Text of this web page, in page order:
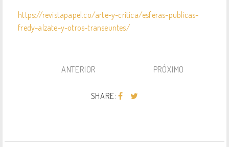
https://revistapapel.co/arte-y-critica/esferas-publicas-
fredy-alzate-y-otros-transeuntes/
ANTERIOR PRÓXIMO
SHARE: